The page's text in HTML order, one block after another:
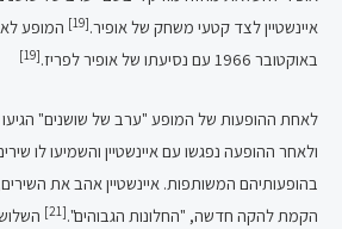
איינשטיין לצד קטעי משחק של אופיר.[19]
המופע לא
באוקטובר 1966 עם נסיעתו של אופיר לפריז.
[19]
לאחת ההופעות של המופע "ערב של שושנים" הגיעו
ולאחר ההופעה נפגשו עם איינשטיין והשמיעו לו
בהופעותיהם המשותפות. איינשטיין אהב את
הקמת להקה חדשה, "החלונות הגבוהים".[21]